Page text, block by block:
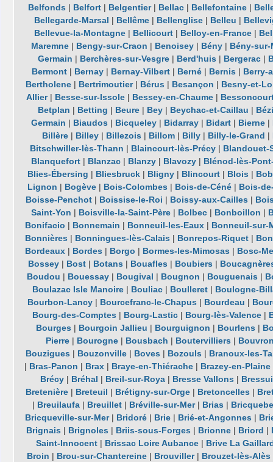
Belfonds | Belfort | Belgentier| Bellac | Bellefontaine |
Bellegarde-Marsal | Bellême | Bellenglise | Belleu |
Bellevue-la-Montagne| Bellicourt| Belloy-en-France|
Maremne | Bengy-sur-Craon | Benoisey | Bény | Bény-sur-
Germain | Berchères-sur-Vesgre | Berd'huis | Bergerac |
Bermont| Bernay| Bernay-Vilbert| Berné| Bernis | Berry-
Bertholene | Bertrimoutier | Bérus | Besançon | Besny-et-
Allier| Besse-sur-Issole| Bessey-en-Chaume|
Betplan | Betting | Beure | Bey | Beychac-et-Caillau |
Germain | Biaudos | Bicqueley| Bidarray| Bidart| Bierne|
Billère| Billey| Billezois | Billom| Billy| Billy-le-Grand |
Bitschwiller-lès-Thann | Blaincourt-lès-Précy| Blandouet-
Blanquefort| Blanzac| Blanzy| Blavozy| Blénod-lès-
Blies-Ébersing | Bliesbruck| Bligny| Blincourt| Blois |
Lignon | Bogève| Bois-Colombes | Bois-de-Céné| Bois-
Boisse-Penchot| Boissise-le-Roi | Boissy-aux-Cailles |
Saint-Yon | Boisville-la-Saint-Père| Bolbec| Bonboillon |
Bonifacio | Bonnemain | Bonneuil-les-Eaux | Bonneuil-sur-
Bonnières | Bonningues-lès-Calais | Bonrepos-Riquet|
Bordeaux| Bordes | Borgo | Bormes-les-Mimosas | Bosc-
Bossey| Bost| Botans | Bouafles | Boubiers |
Boudou | Bouessay| Bougival | Bougnon | Bouguenais |
Boulazac Isle Manoire | Bouliac | Boulleret | Boulogne-
Bourbon-Lancy| Bourcefranc-le-Chapus | Bourdeau |
Bourg-des-Comptes | Bourg-Lastic| Bourg-lès-Valence|
Bourges | Bourgoin Jallieu | Bourguignon | Bourlens |
Pierre| Bourogne| Bousbach | Boutervilliers |
Bouzigues | Bouzonville| Boves | Bozouls | Branoux-les-
| Bras-Panon | Brax | Braye-en-Thiérache | Brazey-en-Plaine
Brécy| Bréhal | Breil-sur-Roya| Bresse Vallons |
Bretenière | Breteuil | Brétigny-sur-Orge | Bretoncelles |
| Breuilaufa | Breuillet | Bréville-sur-Mer| Brias |
Bricqueville-sur-Mer| Bridoré| Brie| Brié-et-Angonnes |
Brignais | Brignoles | Briis-sous-Forges | Brionne| Briord |
Saint-Innocent| Brissac Loire Aubance| Brive La
Broin | Brou-sur-Chantereine | Brouviller| Brouzet-lès-Alès